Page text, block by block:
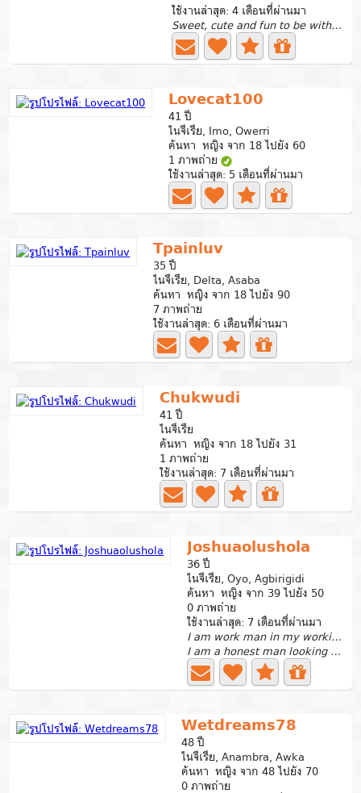
ใช้งานล่าสุด: 4 เดือนที่ผ่านมา
Sweet, cute and fun to be with. Looking for someone who...
Lovecat100
41 ปี
ไนจีเรีย, Imo, Owerri
ค้นหา หญิง จาก 18 ไปยัง 60
1 ภาพถ่าย
ใช้งานล่าสุด: 5 เดือนที่ผ่านมา
Tpainluv
35 ปี
ไนจีเรีย, Delta, Asaba
ค้นหา หญิง จาก 18 ไปยัง 90
7 ภาพถ่าย
ใช้งานล่าสุด: 6 เดือนที่ผ่านมา
Chukwudi
41 ปี
ไนจีเรีย
ค้นหา หญิง จาก 18 ไปยัง 31
1 ภาพถ่าย
ใช้งานล่าสุด: 7 เดือนที่ผ่านมา
Joshuaolushola
36 ปี
ไนจีเรีย, Oyo, Agbirigidi
ค้นหา หญิง จาก 39 ไปยัง 50
0 ภาพถ่าย
ใช้งานล่าสุด: 7 เดือนที่ผ่านมา
I am work man in my working shop
I am a honest man looking for a good woman for a good...
Wetdreams78
48 ปี
ไนจีเรีย, Anambra, Awka
ค้นหา หญิง จาก 48 ไปยัง 70
0 ภาพถ่าย